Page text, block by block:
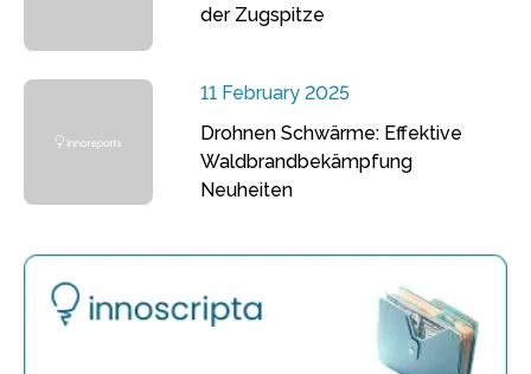
der Zugspitze
11 February 2025
Drohnen Schwärme: Effektive
Waldbrandbekämpfung
Neuheiten